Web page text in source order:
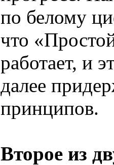
по белому
что
работает, и
далее
принципов.
Второе из